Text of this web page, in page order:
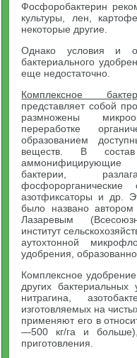
Фосфоробактерин
культуры, лен,
некоторые другие.
Однако условия и
бактериального
еще недостаточно.
Комплексное
представляет собой
размножены
переработке
образованием
веществ. В
аммонифицирующие
бактерии,
фосфорорганические
азотфиксаторы и др.
было названо
Лазаревым
институт
аутохтонной
удобрения,
Комплексное
других
нитрагина,
изготовляемых на
применяют его в
—500 кг/га и
приготовления.